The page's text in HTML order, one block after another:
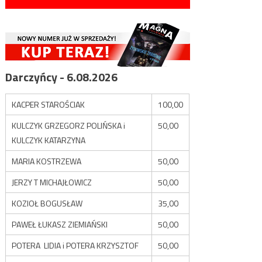
Darczyńcy - 6.08.2026
KACPER STAROŚCIAK
100,00
KULCZYK GRZEGORZ POLIŃSKA i
KULCZYK KATARZYNA
50,00
MARIA KOSTRZEWA
50,00
JERZY T MICHAJŁOWICZ
50,00
KOZIOŁ BOGUSŁAW
35,00
PAWEŁ ŁUKASZ ZIEMIAŃSKI
50,00
POTERA LIDIA i POTERA KRZYSZTOF
50,00